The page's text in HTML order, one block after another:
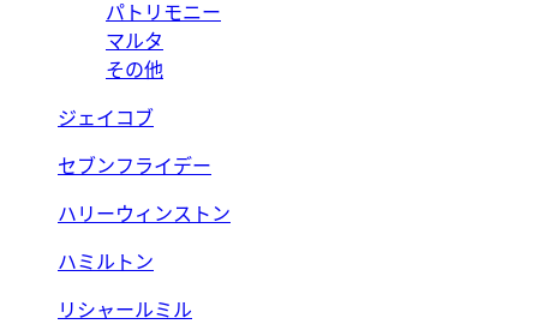
パトリモニー
マルタ
その他
ジェイコブ
セブンフライデー
ハリーウィンストン
ハミルトン
リシャールミル